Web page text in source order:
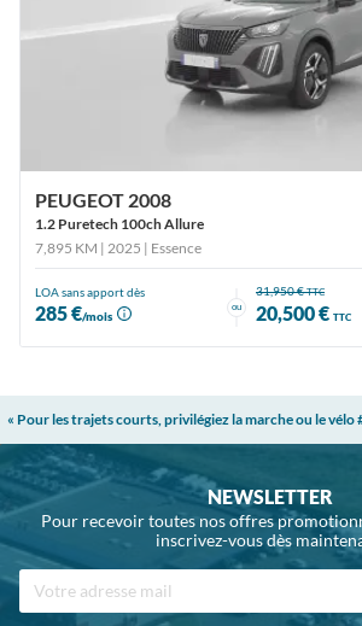
PEUGEOT 2008
1.2 Puretech 100ch Allure
7,895 KM | 2025 | Essence
LOA sans apport dès
285 €/mois
ou
31,950 €TTC
20,500 € TTC
« Pour les trajets courts, privilégiez la marche ou le vélo
NEWSLETTER
Pour recevoir toutes nos offres
inscrivez-vous dès